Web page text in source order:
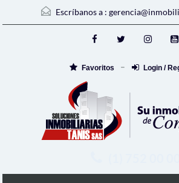
Escríbanos a :
Favoritos Login /